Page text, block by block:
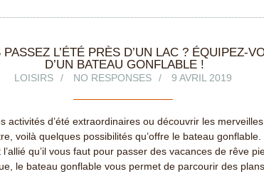
PASSEZ L’ÉTÉ PRÈS D’UN LAC ? ÉQUIPEZ-
D’UN BATEAU GONFLABLE !
LOISIRS NO RESPONSES 9 AVRIL 2019
activités d’été extraordinaires ou découvrir les merveilles
voilà quelques possibilités qu’offre le bateau gonflable.
qu’il vous faut pour passer des vacances de rêve
le bateau gonflable vous permet de parcourir des plans